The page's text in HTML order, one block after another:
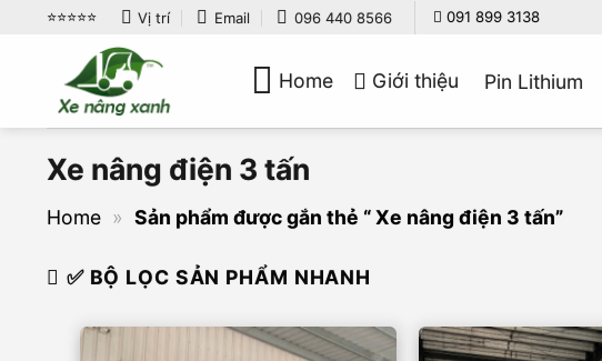
⭐️⭐️⭐️⭐️⭐️ Vị trí Email 096 440 8566 091 899 3138
Home Giới thiệu Pin Lithium
Xe nâng điện 3 tấn
Home » Sản phẩm được gắn thẻ “ Xe nâng điện 3 tấn”
✅ BỘ LỌC SẢN PHẨM NHANH